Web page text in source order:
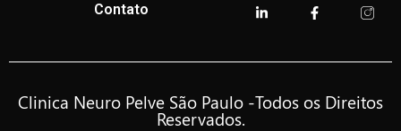
Contato
Clinica Neuro Pelve São Paulo -Todos os Direitos
Reservados.